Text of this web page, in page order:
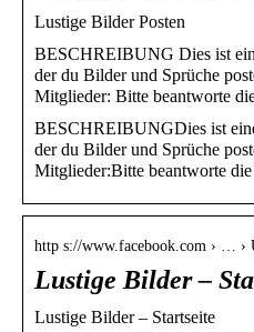
Lustige Bilder Posten
BESCHREIBUNG Dies ist
der du Bilder und Sprüche
Mitglieder: Bitte beantworte
BESCHREIBUNGDies ist
der du Bilder und Sprüche
Mitglieder:Bitte beantworte
http s://www.facebook.com › … ›
Lustige Bilder –
Lustige Bilder – Startseite